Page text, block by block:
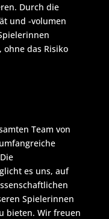
Durch die
und -volumen
das Risiko
Team von
es uns, auf
Spielerinnen
bieten. Wir freuen